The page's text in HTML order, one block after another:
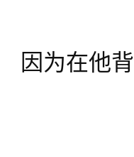
因为在他